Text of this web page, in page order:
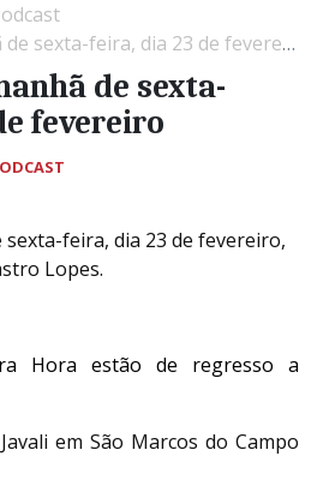
sexta-feira, dia 23 de fevereiro
de sexta-
fevereiro
sexta-feira, dia 23 de fevereiro,
Lopes.
Hora estão de regresso a
em São Marcos do Campo